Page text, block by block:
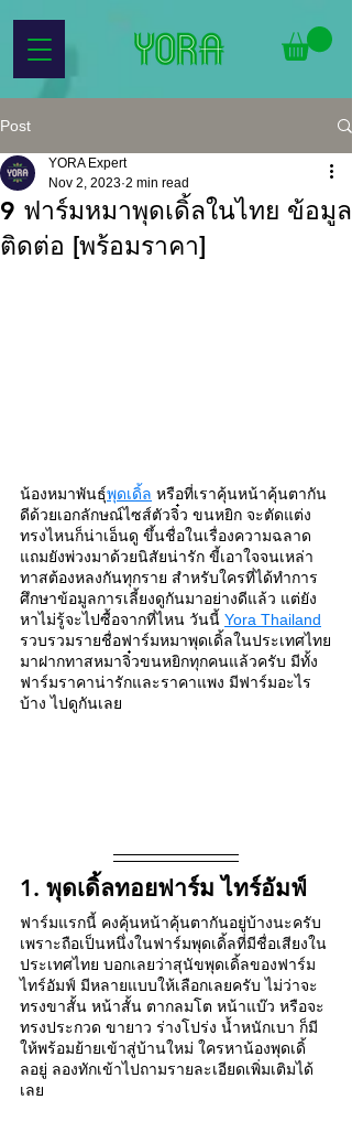
Post
9 ฟาร์มหมาพุดเดิ้ลในไทย ข้อมูล
ติดต่อ [พร้อมราคา]
YORA Expert
Nov 2, 2023 2 min read
น้องหมาพันธุ์พุดเดิ้ล หรือที่เราคุ้นหน้าคุ้นตากัน
ดีด้วยเอกลักษณ์ไซส์ตัวจิ๋ว ขนหยิก จะตัดแต่ง
ทรงไหนก็น่าเอ็นดู ขึ้นชื่อในเรื่องความฉลาด
แถมยังพ่วงมาด้วยนิสัยน่ารัก ขี้เอาใจจนเหล่า
ทาสต้องหลงกันทุกราย สำหรับใครที่ได้ทำการ
ศึกษาข้อมูลการเลี้ยงดูกันมาอย่างดีแล้ว แต่ยัง
หาไม่รู้จะไปซื้อจากที่ไหน วันนี้ Yora Thailand
รวบรวมรายชื่อฟาร์มหมาพุดเดิ้ลในประเทศไทย
มาฝากทาสหมาจิ๋วขนหยิกทุกคนแล้วครับ มีทั้ง
ฟาร์มราคาน่ารักและราคาแพง มีฟาร์มอะไร
บ้าง ไปดูกันเลย
1. พุดเดิ้ลทอยฟาร์ม ไทร์อัมฟ์
ฟาร์มแรกนี้ คงคุ้นหน้าคุ้นตากันอยู่บ้างนะครับ
เพราะถือเป็นหนึ่งในฟาร์มพุดเดิ้ลที่มีชื่อเสียงใน
ประเทศไทย บอกเลยว่าสุนัขพุดเดิ้ลของฟาร์ม
ไทร์อัมฟ์ มีหลายแบบให้เลือกเลยครับ ไม่ว่าจะ
ทรงขาสั้น หน้าสั้น ตากลมโต หน้าแบ๊ว หรือจะ
ทรงประกวด ขายาว ร่างโปร่ง น้ำหนักเบา ก็มี
ให้พร้อมย้ายเข้าสู่บ้านใหม่ ใครหาน้องพุดเดิ้
ลอยู่ ลองทักเข้าไปถามรายละเอียดเพิ่มเติมได้
เลย